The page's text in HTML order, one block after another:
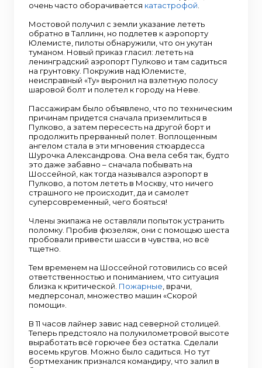
очень часто оборачивается катастрофой
Мостовой получил с земли указание лететь
обратно в Таллинн, но подлетев к аэропорту
Юлемисте, пилоты обнаружили, что он укутан
туманом. Новый приказ гласил: лететь на
ленинградский аэропорт Пулково и там садиться
на грунтовку. Покружив над Юлемисте,
неисправный «Ту» выронил на взлетную полосу
шаровой болт и полетел к городу на Неве.
Пассажирам было объявлено, что по техническим
причинам придется сначала приземлиться в
Пулково, а затем пересесть на другой борт и
продолжить прерванный полет. Воплощенным
ангелом стала в эти мгновения стюардесса
Шурочка Александрова. Она вела себя так, будто
это даже забавно – сначала побывать на
Шоссейной, как тогда назывался аэропорт в
Пулково, а потом лететь в Москву, что ничего
страшного не происходит, да и самолет
суперсовременный, чего бояться!
Члены экипажа не оставляли попыток устранить
поломку. Пробив фюзеляж, они с помощью шеста
пробовали привести шасси в чувства, но всё
тщетно.
Тем временем на Шоссейной готовились со всей
ответственностью и пониманием, что ситуация
близка к критической. Пожарные , врачи,
медперсонал, множество машин «Скорой
помощи».
В 11 часов лайнер завис над северной столицей.
Теперь предстояло на полукилометровой высоте
выработать всё горючее без остатка. Сделали
восемь кругов. Можно было садиться. Но тут
бортмеханик признался командиру, что залил в